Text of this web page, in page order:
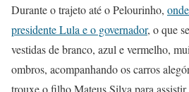
Durante o trajeto até o Pelourinho,
presidente Lula e o governador, o que
vestidas de branco, azul e vermelho,
ombros, acompanhando os carros
trouxe o filho Mateus Silva para